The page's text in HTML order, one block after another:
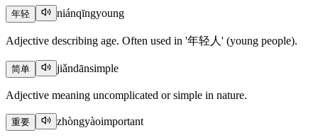
年轻 niánqīngyoung
Adjective describing age. Often used in '年轻人' (young people).
简单 jiǎndānsimple
Adjective meaning uncomplicated or simple in nature.
重要 zhòngyàoimportant